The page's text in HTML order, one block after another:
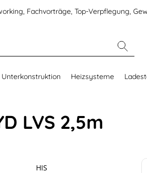
Fachvorträge, Top-Verpflegung,
Unterkonstruktion Heizsysteme
LVS 2,5m
HIS